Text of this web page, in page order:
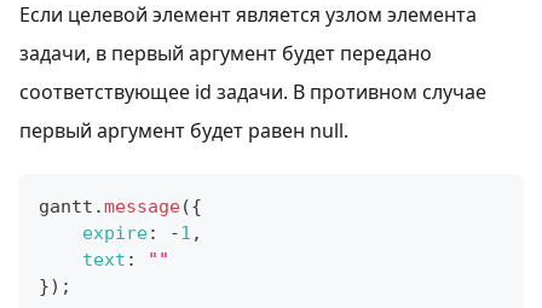
Если целевой элемент является узлом элемента
задачи, в первый аргумент будет передано
соответствующее id задачи. В противном случае
первый аргумент будет равен null.
gantt .message({
expire: -1 ,
text :
""
}) ;